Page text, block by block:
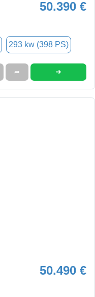
50.390 €
293 kw (398 PS)
➦ ➜
50.490 €